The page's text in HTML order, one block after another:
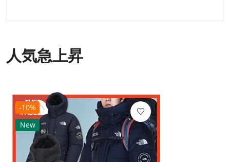
人気急上昇
-10%
New